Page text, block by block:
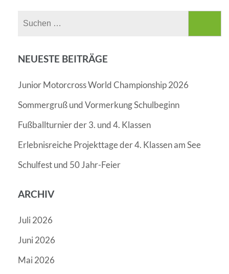
NEUESTE BEITRÄGE
Junior Motorcross World Championship 2026
Sommergruß und Vormerkung Schulbeginn
Fußballturnier der 3. und 4. Klassen
Erlebnisreiche Projekttage der 4. Klassen am See
Schulfest und 50 Jahr-Feier
ARCHIV
Juli 2026
Juni 2026
Mai 2026